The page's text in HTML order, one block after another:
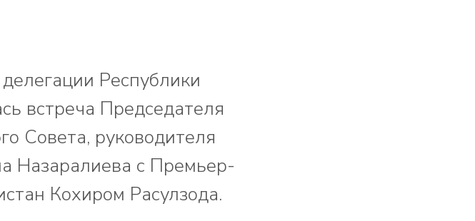
Республики
встреча Председателя
Совета, руководителя
Назаралиева с Премьер-
Кохиром Расулзода.